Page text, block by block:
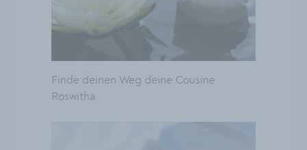
Finde deinen Weg deine Cousine
Roswitha